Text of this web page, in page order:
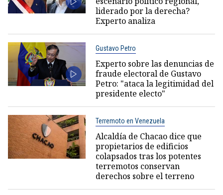
liderado por la derecha?
Experto analiza
Gustavo Petro
Experto sobre las denuncias de
fraude electoral de Gustavo
Petro: "ataca la legitimidad del
presidente electo"
Terremoto en Venezuela
Alcaldía de Chacao dice que
propietarios de edificios
colapsados tras los potentes
terremotos conservan
derechos sobre el terreno